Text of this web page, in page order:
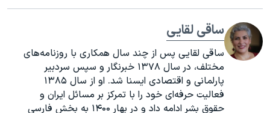
ساقی لقایی
ساقی لقایی پس از چند سال همکاری با روزنامه‌های
مختلف، در سال ۱۳۷۸ خبرنگار و سپس سردبیر
پارلمانی و اقتصادی ایسنا شد. او از سال ۱۳۸۵
فعالیت حرفه‌ای خود را با تمرکز بر مسائل ایران و
حقوق بشر ادامه داد و در بهار ۱۴۰۰ به بخش فارسی